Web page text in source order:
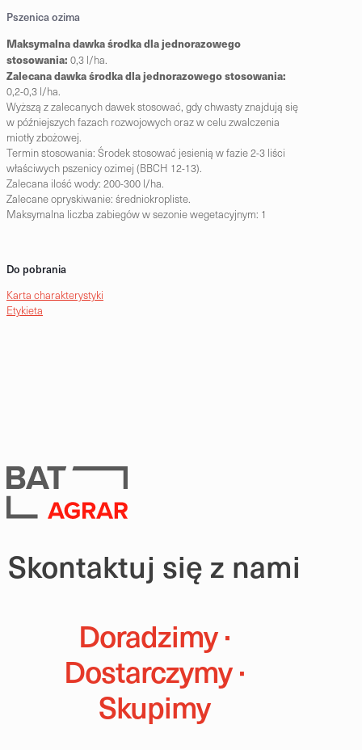
Pszenica ozima
Maksymalna dawka środka dla jednorazowego
stosowania: 0,3 l/ha.
Zalecana dawka środka dla jednorazowego stosowania:
0,2-0,3 l/ha.
Wyższą z zalecanych dawek stosować, gdy chwasty znajdują się
w późniejszych fazach rozwojowych oraz w celu zwalczenia
miotły zbożowej.
Termin stosowania: Środek stosować jesienią w fazie 2-3 liści
właściwych pszenicy ozimej (BBCH 12-13).
Zalecana ilość wody: 200-300 l/ha.
Zalecane opryskiwanie: średniokropliste.
Maksymalna liczba zabiegów w sezonie wegetacyjnym: 1
Do pobrania
Karta charakterystyki
Etykieta
Skontaktuj się z nami
Doradzimy ·
Dostarczymy ·
Skupimy